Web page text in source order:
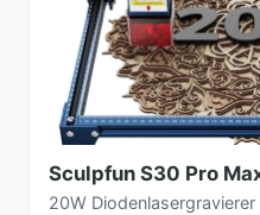
Sculpfun S30 Pro
20W